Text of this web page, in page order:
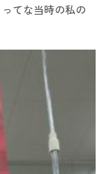
てな当時の私の